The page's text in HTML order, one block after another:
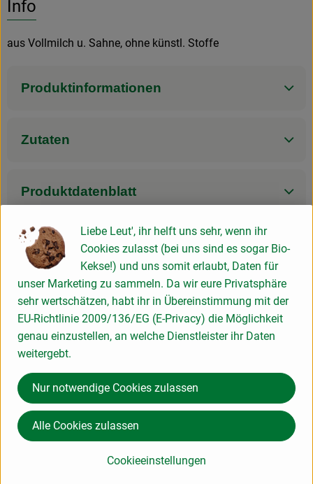
Info
aus Vollmilch u. Sahne, ohne künstl. Stoffe
Produktinformationen
Zutaten
Produktdatenblatt
Herkunft
Hersteller: Sobo
Deutschland
Molkerei Söbbeke GmbH
D 48599 Gronau-Epe
Seit der Gründung der Biomolkerei Söbbeke 1988 durch Paul
Liebe Leut', ihr helft uns sehr, wenn ihr
Cookies zulasst (bei uns sind es sogar Bio-
Kekse!) und uns somit erlaubt, Daten für
unser Marketing zu sammeln. Da wir eure Privatsphäre
sehr wertschätzen, habt ihr in Übereinstimmung mit der
EU-Richtlinie 2009/136/EG (E-Privacy) die Möglichkeit
genau einzustellen, an welche Dienstleister ihr Daten
weitergebt.
Cookieeinstellungen
Nur notwendige Cookies zulassen
Alle Cookies zulassen